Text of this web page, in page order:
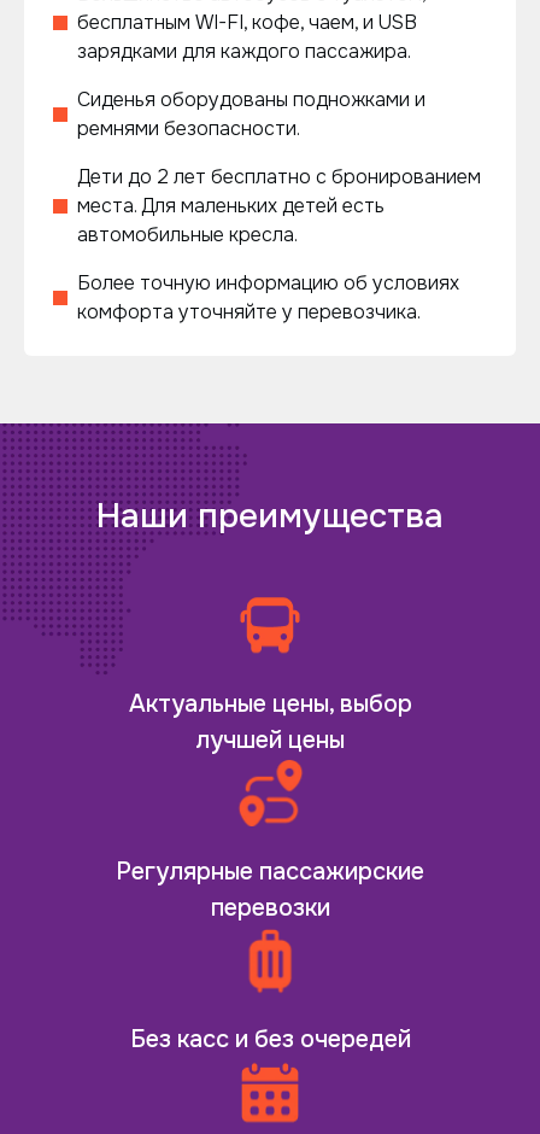
бесплатным WI-FI, кофе, чаем, и USB
зарядками для каждого пассажира.
Сиденья оборудованы подножками и
ремнями безопасности.
Дети до 2 лет бесплатно с бронированием
места. Для маленьких детей есть
автомобильные кресла.
Более точную информацию об условиях
комфорта уточняйте у перевозчика.
Наши преимущества
Актуальные цены, выбор
лучшей цены
Регулярные пассажирские
перевозки
Без касс и без очередей